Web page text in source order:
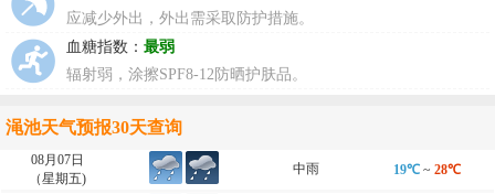
应减少外出，外出需采取防护措施。
血糖指数： 最弱
辐射弱，涂擦SPF8-12防晒护肤品。
渑池天气预报30天查询
08月07日
（星期五)
中雨 19℃~ 28℃